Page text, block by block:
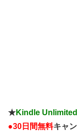
★Kindle Unlimited
●30日間無料キャ